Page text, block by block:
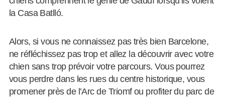
la Casa Batlló.
Alors, si vous ne connaissez pas très bien Barcelone,
ne réfléchissez pas trop et allez la découvrir avec votre
chien sans trop prévoir votre parcours. Vous pourrez
vous perdre dans les rues du centre historique, vous
promener près de l’Arc de Triomf ou profiter du parc de